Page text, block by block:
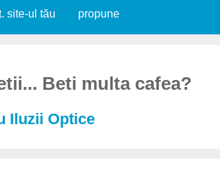
site-ul tău propune
Beti multa cafea?
Iluzii Optice